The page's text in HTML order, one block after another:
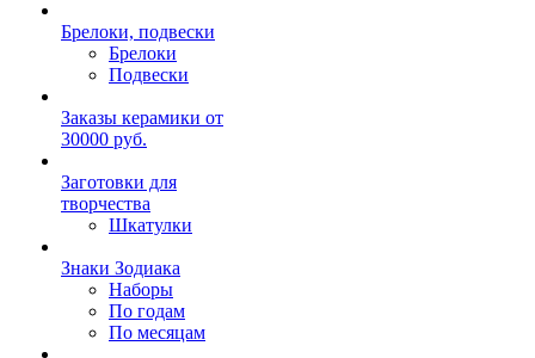
Брелоки, подвески
Брелоки
Подвески
Заказы керамики от
30000 руб.
Заготовки для
творчества
Шкатулки
Знаки Зодиака
Наборы
По годам
По месяцам